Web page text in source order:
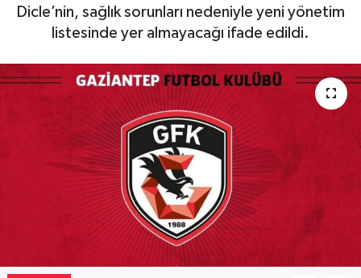
Dicle’nin, sağlık sorunları nedeniyle yeni yönetim
listesinde yer almayacağı ifade edildi.
Haberler
Kültür Sanat
Müzik
Resmi İlanlar
Sağlık
Haber Arşivi